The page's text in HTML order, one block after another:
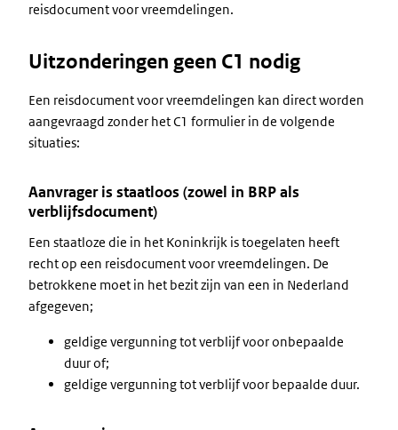
reisdocument voor vreemdelingen.
Uitzonderingen geen C1 nodig
Een reisdocument voor vreemdelingen kan direct worden
aangevraagd zonder het C1 formulier in de volgende
situaties:
Aanvrager is staatloos (zowel in BRP als
verblijfsdocument)
Een staatloze die in het Koninkrijk is toegelaten heeft
recht op een reisdocument voor vreemdelingen. De
betrokkene moet in het bezit zijn van een in Nederland
afgegeven;
geldige vergunning tot verblijf voor onbepaalde
duur of;
geldige vergunning tot verblijf voor bepaalde duur.